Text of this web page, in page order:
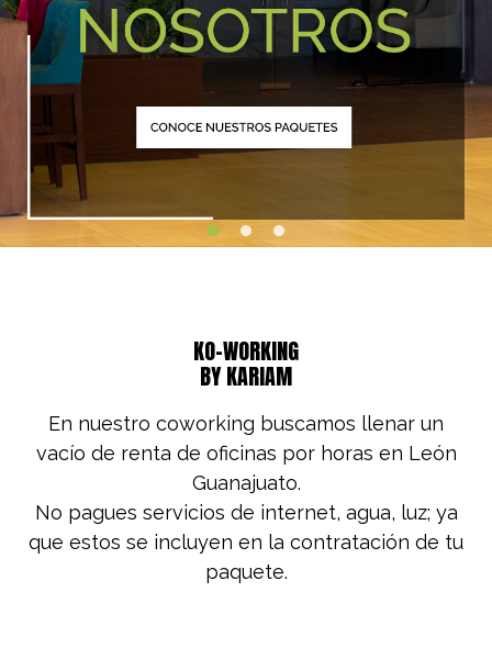
KO-WORKING
BY KARIAM
En nuestro coworking buscamos llenar un
vacío de renta de oficinas por horas en León
Guanajuato.
No pagues servicios de internet, agua, luz; ya
que estos se incluyen en la contratación de tu
paquete.